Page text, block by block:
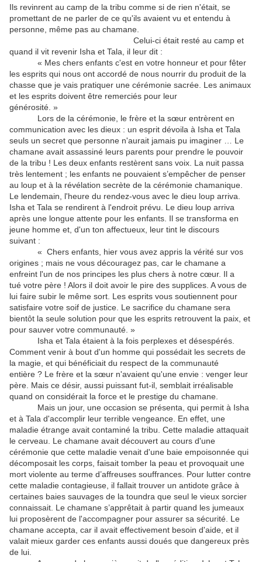
Ils revinrent au camp de la tribu comme si de rien n'était, se
promettant de ne parler de ce qu'ils avaient vu et entendu à
personne, même pas au chamane.
Celui-ci était resté au camp et
quand il vit revenir Isha et Tala, il leur dit :
« Mes chers enfants c'est en votre honneur et pour fêter
les esprits qui nous ont accordé de nous nourrir du produit de la
chasse que je vais pratiquer une cérémonie sacrée. Les animaux
et les esprits doivent être remerciés pour leur
générosité. »
Lors de la cérémonie, le frère et la sœur entrèrent en
communication avec les dieux : un esprit dévoila à Isha et Tala
seuls un secret que personne n'aurait jamais pu imaginer … Le
chamane avait assassiné leurs parents pour prendre le pouvoir
de la tribu ! Les deux enfants restèrent sans voix. La nuit passa
très lentement ; les enfants ne pouvaient s’empêcher de penser
au loup et à la révélation secrète de la cérémonie chamanique.
Le lendemain, l'heure du rendez-vous avec le dieu loup arriva.
Isha et Tala se rendirent à l'endroit prévu. Le dieu loup arriva
après une longue attente pour les enfants. Il se transforma en
jeune homme et, d'un ton affectueux, leur tint le discours
suivant :
« Chers enfants, hier vous avez appris la vérité sur vos
origines ; mais ne vous découragez pas, car le chamane a
enfreint l'un de nos principes les plus chers à notre cœur. Il a
tué votre père ! Alors il doit avoir le pire des supplices. A vous de
lui faire subir le même sort. Les esprits vous soutiennent pour
satisfaire votre soif de justice. Le sacrifice du chamane sera
bientôt la seule solution pour que les esprits retrouvent la paix, et
pour sauver votre communauté. »
Isha et Tala étaient à la fois perplexes et désespérés.
Comment venir à bout d'un homme qui possédait les secrets de
la magie, et qui bénéficiait du respect de la communauté
entière ? Le frère et la sœur n'avaient qu'une envie : venger leur
père. Mais ce désir, aussi puissant fut-il, semblait irréalisable
quand on considérait la force et le prestige du chamane.
Mais un jour, une occasion se présenta, qui permit à Isha
et à Tala d'accomplir leur terrible vengeance. En effet, une
maladie étrange avait contaminé la tribu. Cette maladie attaquait
le cerveau. Le chamane avait découvert au cours d'une
cérémonie que cette maladie venait d'une baie empoisonnée qui
décomposait les corps, faisait tomber la peau et provoquait une
mort violente au terme d’affreuses souffrances. Pour lutter contre
cette maladie contagieuse, il fallait trouver un antidote grâce à
certaines baies sauvages de la toundra que seul le vieux sorcier
connaissait. Le chamane s’apprêtait à partir quand les jumeaux
lui proposèrent de l'accompagner pour assurer sa sécurité. Le
chamane accepta, car il avait effectivement besoin d'aide, et il
valait mieux garder ces enfants aussi doués que dangereux près
de lui.